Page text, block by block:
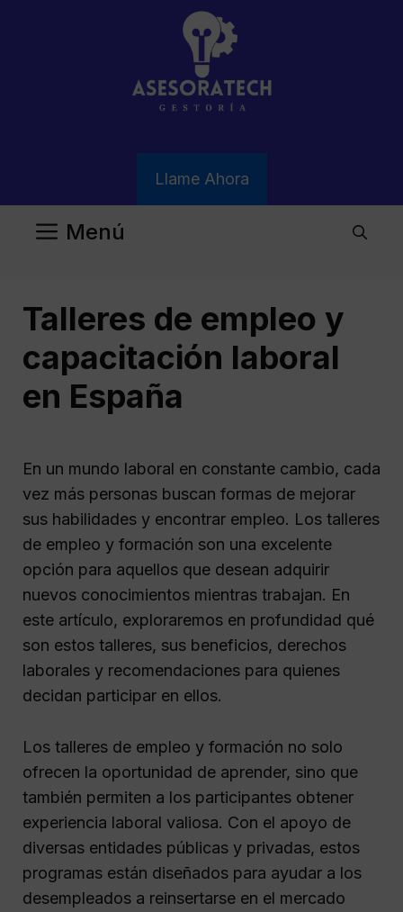
Llame Ahora
Menú
Talleres de empleo y
capacitación laboral
en España
En un mundo laboral en constante cambio, cada
vez más personas buscan formas de mejorar
sus habilidades y encontrar empleo. Los talleres
de empleo y formación son una excelente
opción para aquellos que desean adquirir
nuevos conocimientos mientras trabajan. En
este artículo, exploraremos en profundidad qué
son estos talleres, sus beneficios, derechos
laborales y recomendaciones para quienes
decidan participar en ellos.
Los talleres de empleo y formación no solo
ofrecen la oportunidad de aprender, sino que
también permiten a los participantes obtener
experiencia laboral valiosa. Con el apoyo de
diversas entidades públicas y privadas, estos
programas están diseñados para ayudar a los
desempleados a reinsertarse en el mercado